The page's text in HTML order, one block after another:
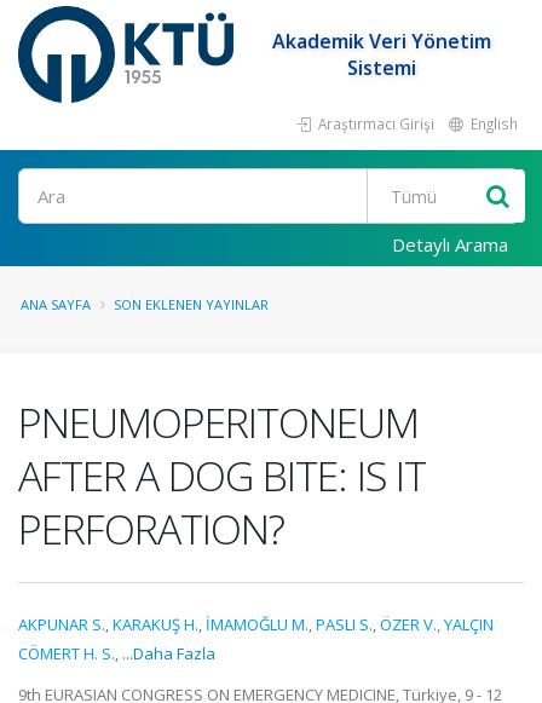
Akademik Veri Yönetim
Sistemi
Araştırmacı Girişi English
Ara
Detaylı Arama
ANA SAYFA SON EKLENEN YAYINLAR
PNEUMOPERITONEUM
AFTER A DOG BITE: IS IT
PERFORATION?
AKPUNAR S.,KARAKUŞ H., İMAMOĞLU M.,PASLI S.,ÖZER V.,YALÇIN
CÖMERT H. S., ...Daha Fazla
9th EURASIAN CONGRESS ON EMERGENCY MEDICINE, Türkiye, 9 - 12